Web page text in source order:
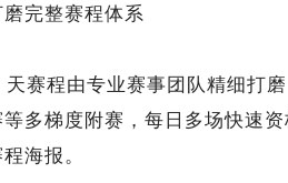
完整赛程体系
天赛程由专业赛事团队精细打
等多梯度附赛，每日多场快速
海报。